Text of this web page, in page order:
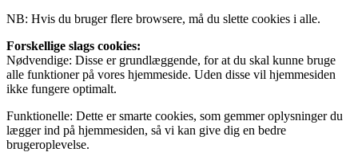
NB: Hvis du bruger flere browsere, må du slette cookies i alle.
Forskellige slags cookies:
Nødvendige: Disse er grundlæggende, for at du skal kunne bruge
alle funktioner på vores hjemmeside. Uden disse vil hjemmesiden
ikke fungere optimalt.
Funktionelle: Dette er smarte cookies, som gemmer oplysninger du
lægger ind på hjemmesiden, så vi kan give dig en bedre
brugeroplevelse.